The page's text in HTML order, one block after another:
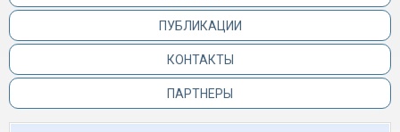
ПУБЛИКАЦИИ
КОНТАКТЫ
ПАРТНЕРЫ